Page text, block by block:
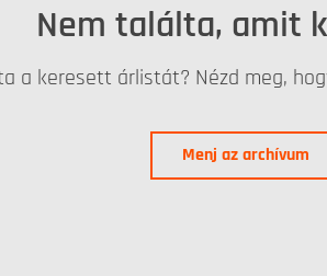
Nem találta, amit
a keresett árlistát? Nézd meg,
Menj az archívum